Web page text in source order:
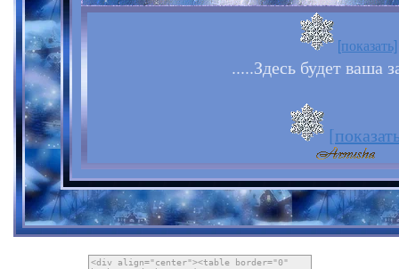
[показать]
.....Здесь будет ваша